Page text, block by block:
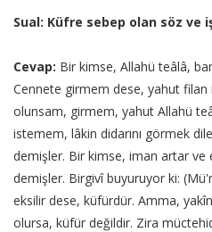
Sual: Küfre sebep olan söz ve
Cevap: Bir kimse, Allahü teâlâ,
Cennete girmem dese, yahut
olunsam, girmem, yahut Allahü
istemem, lâkin didarını görmek
demişler. Bir kimse, iman artar ve
demişler. Birgivî buyuruyor ki:
eksilir dese, küfürdür. Amma,
olursa, küfür değildir. Zira